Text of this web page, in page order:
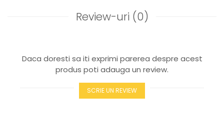
Review-uri (0)
Daca doresti sa iti exprimi parerea despre acest
produs poti adauga un review.
SCRIE UN REVIEW